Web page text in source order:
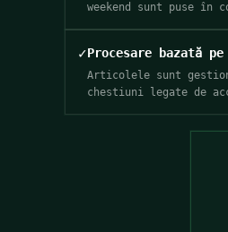
weekend sunt puse în
✓Procesare bazată pe
Articolele sunt
chestiuni legate de